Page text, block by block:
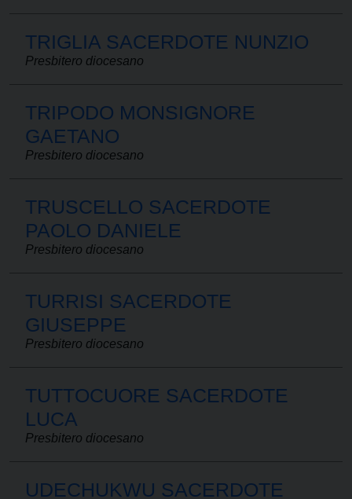
TRIGLIA SACERDOTE NUNZIO
Presbitero diocesano
TRIPODO MONSIGNORE
GAETANO
Presbitero diocesano
TRUSCELLO SACERDOTE
PAOLO DANIELE
Presbitero diocesano
TURRISI SACERDOTE
GIUSEPPE
Presbitero diocesano
TUTTOCUORE SACERDOTE
LUCA
Presbitero diocesano
UDECHUKWU SACERDOTE